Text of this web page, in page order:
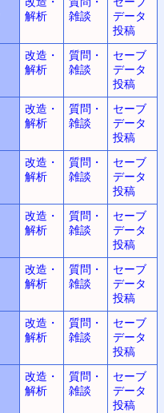
解析
雑談
データ
投稿
改造・
解析
質問・
雑談
セーブ
データ
投稿
改造・
解析
質問・
雑談
セーブ
データ
投稿
改造・
解析
質問・
雑談
セーブ
データ
投稿
改造・
解析
質問・
雑談
セーブ
データ
投稿
改造・
解析
質問・
雑談
セーブ
データ
投稿
改造・
解析
質問・
雑談
セーブ
データ
投稿
改造・
解析
質問・
雑談
セーブ
データ
投稿